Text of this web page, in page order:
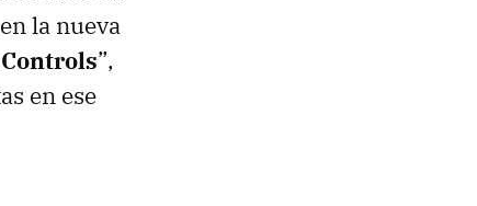
la nueva
”,
en ese